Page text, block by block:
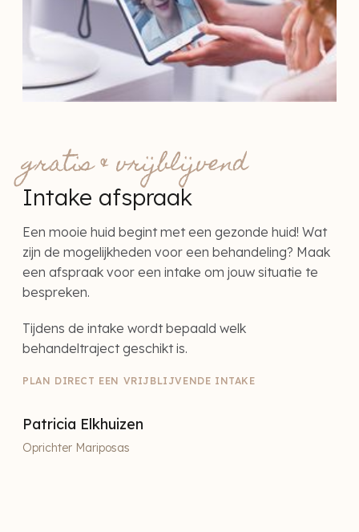
gratis & vrijblijvend
Intake afspraak
Een mooie huid begint met een gezonde huid! Wat
zijn de mogelijkheden voor een behandeling? Maak
een afspraak voor een intake om jouw situatie te
bespreken.
Tijdens de intake wordt bepaald welk
behandeltraject geschikt is.
PLAN DIRECT EEN VRIJBLIJVENDE INTAKE
Patricia Elkhuizen
Oprichter Mariposas